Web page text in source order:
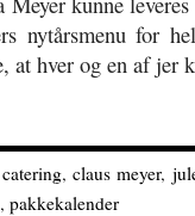
nytårsmenu for
at hver og en af
catering, claus meyer,
, pakkekalender